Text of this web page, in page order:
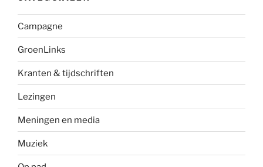
Campagne
GroenLinks
Kranten & tijdschriften
Lezingen
Meningen en media
Muziek